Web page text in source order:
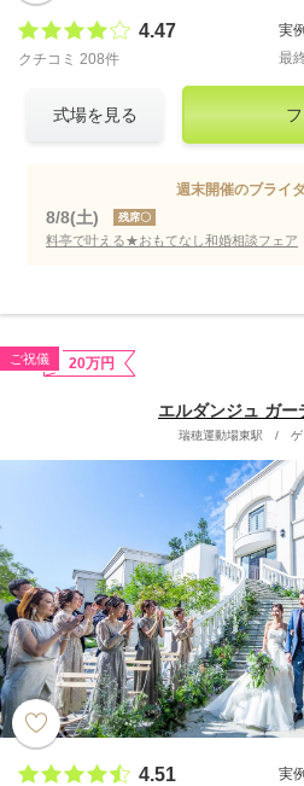
4.47
クチコミ 208件
実
最
式場を見る
週末開催のブライ
8/8(土) 残席〇
料亭で叶える★おもてなし和婚相談フェア
ご祝儀 20万円
エルダンジュ ガー
瑞穂運動場東駅 /
4.51 実